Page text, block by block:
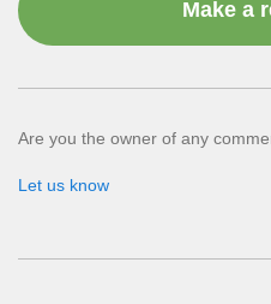
Make a
Are you the owner of any
Let us know